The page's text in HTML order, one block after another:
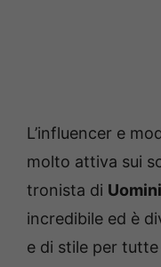
L’influencer e
molto attiva sui
tronista di
incredibile ed è
e di stile per